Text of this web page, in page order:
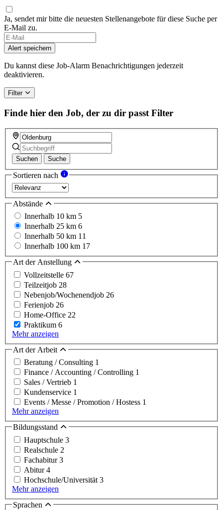
Ja, sendet mir bitte die neuesten Stellenangebote für diese Suche per
E-Mail zu.
Alert speichern
Du kannst diese Job-Alarm Benachrichtigungen jederzeit
deaktivieren.
Filter
Finde hier den Job, der zu dir passt Filter
Suchen Suche
Sortieren nach
Abstände
Innerhalb 10 km 5
Innerhalb 25 km 6
Innerhalb 50 km 11
Innerhalb 100 km 17
Art der Anstellung
Vollzeitstelle 67
Teilzeitjob 28
Nebenjob/Wochenendjob 26
Ferienjob 26
Home-Office 22
Praktikum 6
Mehr anzeigen
Art der Arbeit
Beratung / Consulting 1
Finance / Accounting / Controlling 1
Sales / Vertrieb 1
Kundenservice 1
Events / Messe / Promotion / Hostess 1
Mehr anzeigen
Bildungsstand
Hauptschule 3
Realschule 2
Fachabitur3
Abitur4
Hochschule/Universität 3
Mehr anzeigen
Sprachen